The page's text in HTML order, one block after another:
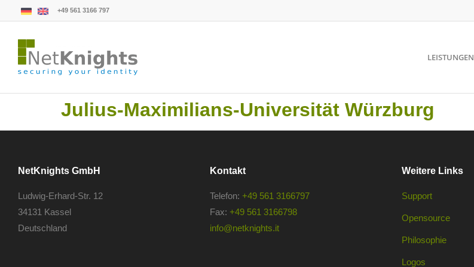
+49 561 3166 797
LEISTUNGEN
Julius-Maximilians-Universität Würzburg
NetKnights GmbH
Ludwig-Erhard-Str. 12
34131 Kassel
Deutschland
Kontakt
Telefon: +49 561 3166797
Fax: +49 561 3166798
info@netknights.it
Weitere Links
Support
Opensource
Philosophie
Logos